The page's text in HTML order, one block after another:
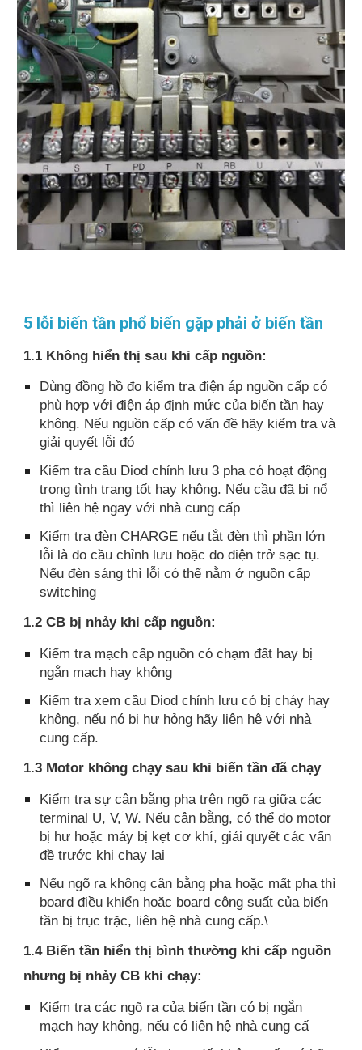
5 lỗi biến tần phổ biến gặp phải ở biến tần
1.1 Không hiển thị sau khi cấp nguồn:
Dùng đồng hồ đo kiểm tra điện áp nguồn cấp có
phù hợp với điện áp định mức của biến tần hay
không. Nếu nguồn cấp có vấn đề hãy kiểm tra và
giải quyết lỗi đó
Kiểm tra cầu Diod chỉnh lưu 3 pha có hoạt động
trong tình trang tốt hay không. Nếu cầu đã bị nổ
thì liên hệ ngay với nhà cung cấp
Kiểm tra đèn CHARGE nếu tắt đèn thì phần lớn
lỗi là do cầu chỉnh lưu hoặc do điện trở sạc tụ.
Nếu đèn sáng thì lỗi có thể nằm ở nguồn cấp
switching
1.2 CB bị nhảy khi cấp nguồn:
Kiểm tra mạch cấp nguồn có chạm đất hay bị
ngắn mạch hay không
Kiểm tra xem cầu Diod chỉnh lưu có bị cháy hay
không, nếu nó bị hư hỏng hãy liên hệ với nhà
cung cấp.
1.3 Motor không chạy sau khi biến tần đã chạy
Kiểm tra sự cân bằng pha trên ngõ ra giữa các
terminal U, V, W. Nếu cân bằng, có thể do motor
bị hư hoặc máy bị kẹt cơ khí, giải quyết các vấn
đề trước khi chạy lại
Nếu ngõ ra không cân bằng pha hoặc mất pha thì
board điều khiển hoặc board công suất của biến
tần bị trục trặc, liên hệ nhà cung cấp.\
1.4 Biến tần hiển thị bình thường khi cấp nguồn
nhưng bị nhảy CB khi chạy:
Kiểm tra các ngõ ra của biến tần có bị ngắn
mạch hay không, nếu có liên hệ nhà cung cấ